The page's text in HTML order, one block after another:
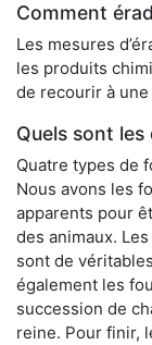
Comment
Les mesures
les produits
de recourir à
Quels sont
Quatre types de
Nous avons les
apparents pour
des animaux.
sont de
également les
succession de
reine. Pour finir,